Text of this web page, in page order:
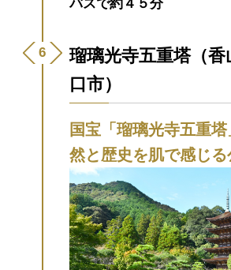
バスで約４５分
瑠璃光寺五重塔（香
口市）
国宝「瑠璃光寺五重
然と歴史を肌で感じる